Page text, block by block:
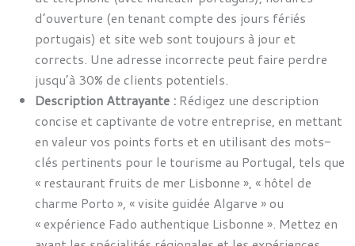
d’ouverture (en tenant compte des jours fériés
portugais) et site web sont toujours à jour et
corrects. Une adresse incorrecte peut faire perdre
jusqu’à 30% de clients potentiels.
Description Attrayante : Rédigez une description
concise et captivante de votre entreprise, en mettant
en valeur vos points forts et en utilisant des mots-
clés pertinents pour le tourisme au Portugal, tels que
« restaurant fruits de mer Lisbonne », « hôtel de
charme Porto », « visite guidée Algarve » ou
« expérience Fado authentique Lisbonne ». Mettez en